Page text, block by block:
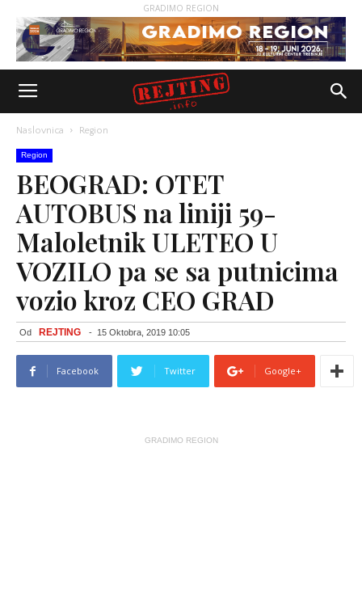
GRADIMO REGION
Naslovnica Region
Region
BEOGRAD: OTET
AUTOBUS na liniji 59-
Maloletnik ULETEO U
VOZILO pa se sa putnicima
vozio kroz CEO GRAD
Od REJTING - 15 Oktobra, 2019 10:05
Facebook Twitter Google+
GRADIMO REGION